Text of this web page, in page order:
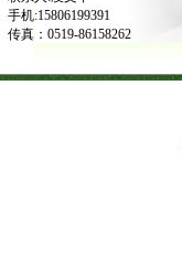
手机:15806199391
传真：0519-86158262